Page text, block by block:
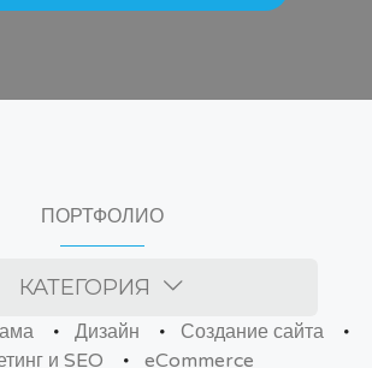
ПОРТФОЛИО
КАТЕГОРИЯ
Дизайн
Создание сайта
и SEO
eCommerce